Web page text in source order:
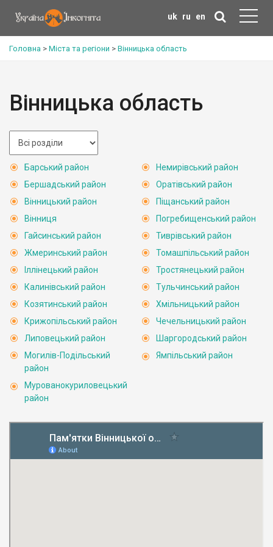
uk ru en
Головна > Міста та регіони > Вінницька область
Вінницька область
Барський район
Бершадський район
Вінницький район
Вінниця
Гайсинський район
Жмеринський район
Іллінецький район
Калинівський район
Козятинський район
Крижопільський район
Липовецький район
Могилів-Подільський
район
Мурованокуриловецький
район
Немирівський район
Оратівський район
Піщанський район
Погребищенський район
Тиврівський район
Томашпільський район
Тростянецький район
Тульчинський район
Хмільницький район
Чечельницький район
Шаргородський район
Ямпільський район